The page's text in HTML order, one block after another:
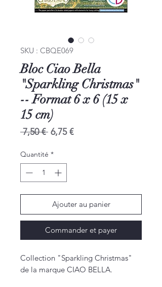
SKU : CBQE069
Bloc Ciao Bella
"Sparkling Christmas"
-- Format 6 x 6 (15 x
15 cm)
7,50 € Prix
6,75 €Prix
Quantité *
Ajouter au panier
Commander et payer
Collection "Sparkling Christmas"
de la marque CIAO BELLA.